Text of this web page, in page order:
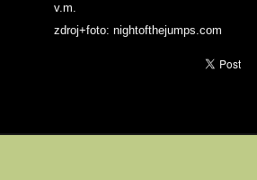
v.m.
zdroj+foto: nightofthejumps.com